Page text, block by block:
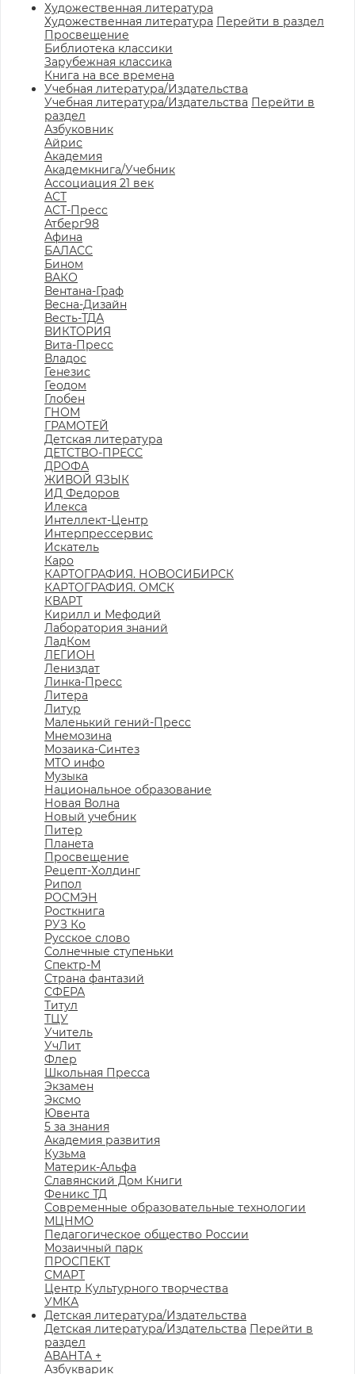
Художественная литература
Художественная литература Перейти в раздел
Просвещение
Библиотека классики
Зарубежная классика
Книга на все времена
Учебная литература/Издательства
Учебная литература/Издательства Перейти в
раздел
Азбуковник
Айрис
Академия
Академкнига/Учебник
Ассоциация 21 век
АСТ
АСТ-Пресс
Атберг98
Афина
БАЛАСС
Бином
ВАКО
Вентана-Граф
Весна-Дизайн
Весть-ТДА
ВИКТОРИЯ
Вита-Пресс
Владос
Генезис
Геодом
Глобен
ГНОМ
ГРАМОТЕЙ
Детская литература
ДЕТСТВО-ПРЕСС
ДРОФА
ЖИВОЙ ЯЗЫК
ИД Федоров
Илекса
Интеллект-Центр
Интерпрессервис
Искатель
Каро
КАРТОГРАФИЯ. НОВОСИБИРСК
КАРТОГРАФИЯ. ОМСК
КВАРТ
Кирилл и Мефодий
Лаборатория знаний
ЛадКом
ЛЕГИОН
Лениздат
Линка-Пресс
Литера
Литур
Маленький гений-Пресс
Мнемозина
Мозаика-Синтез
МТО инфо
Музыка
Национальное образование
Новая Волна
Новый учебник
Питер
Планета
Просвещение
Рецепт-Холдинг
Рипол
РОСМЭН
Росткнига
РУЗ Ко
Русское слово
Солнечные ступеньки
Спектр-М
Страна фантазий
СФЕРА
Титул
ТЦУ
Учитель
УчЛит
Флер
Школьная Пресса
Экзамен
Эксмо
Ювента
5 за знания
Академия развития
Кузьма
Материк-Альфа
Славянский Дом Книги
Феникс ТД
Современные образовательные технологии
МЦНМО
Педагогическое общество России
Мозаичный парк
ПРОСПЕКТ
СМАРТ
Центр Культурного творчества
УМКА
Детская литература/Издательства
Детская литература/Издательства Перейти в
раздел
АВАНТА +
Азбукварик